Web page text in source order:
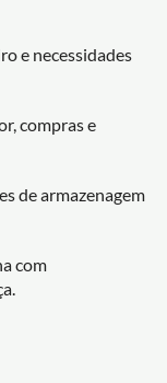
e necessidades
compras e
de armazenagem
com